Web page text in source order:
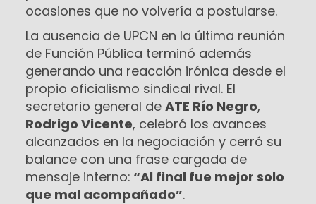
ocasiones que no volvería a postularse.
La ausencia de UPCN en la última reunión
de Función Pública terminó además
generando una reacción irónica desde el
propio oficialismo sindical rival. El
secretario general de ATE Río Negro,
Rodrigo Vicente, celebró los avances
alcanzados en la negociación y cerró su
balance con una frase cargada de
mensaje interno: “Al final fue mejor solo
que mal acompañado”.